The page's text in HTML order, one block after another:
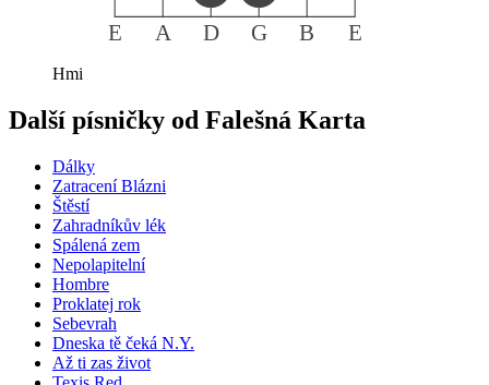
E A D G B E
Hmi
Další písničky od Falešná Karta
Dálky
Zatracení Blázni
Štěstí
Zahradníkův lék
Spálená zem
Nepolapitelní
Hombre
Proklatej rok
Sebevrah
Dneska tě čeká N.Y.
Až ti zas život